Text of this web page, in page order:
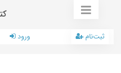
ورود ثبت‌نام